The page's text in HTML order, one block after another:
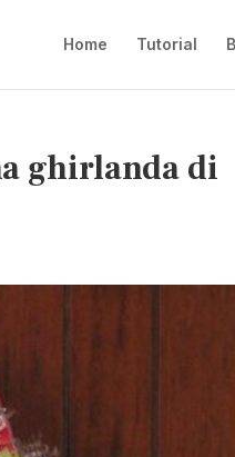
Home Tutorial
ghirlanda di